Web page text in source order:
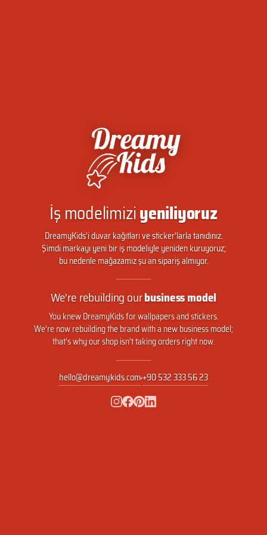
İş modelimiziyeniliyoruz
DreamyKids’i duvar kağıtları ve sticker’larla tanıdınız.
Şimdi markayı yeni bir iş modeliyle yeniden kuruyoruz;
bu nedenle mağazamız şu an sipariş almıyor.
We’re rebuilding ourbusiness model
You knew DreamyKids for wallpapers and stickers.
We’re now rebuilding the brand with a new business model;
that’s why our shop isn’t taking orders right now.
hello@dreamykids.com+90 532 333 56 23